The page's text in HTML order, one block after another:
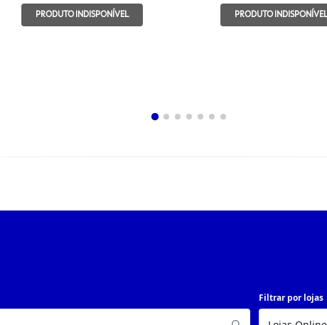
PRODUTO INDISPONÍVEL PRODUTO INDISPONÍVEL
Filtrar por lojas